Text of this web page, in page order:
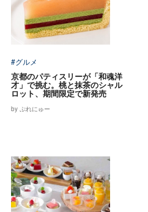
#グルメ
京都のパティスリーが「和魂洋
才」で挑む。桃と抹茶のシャル
ロット、期間限定で新発売
by ぷれにゅー